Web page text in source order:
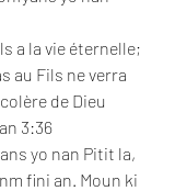
a la vie éternelle;
au Fils ne verra
de Dieu
3:36
yo nan Pitit la,
fini an. Moun ki